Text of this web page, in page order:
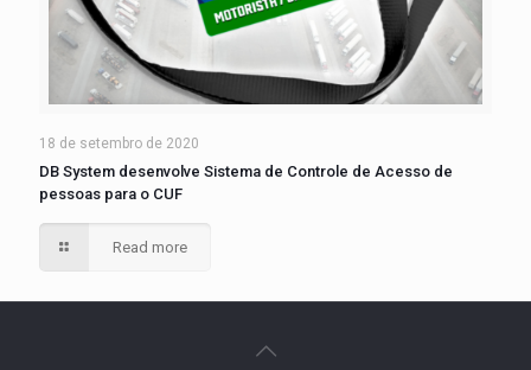
18 de setembro de 2020
DB System desenvolve Sistema de Controle de Acesso de
pessoas para o CUF
Read more